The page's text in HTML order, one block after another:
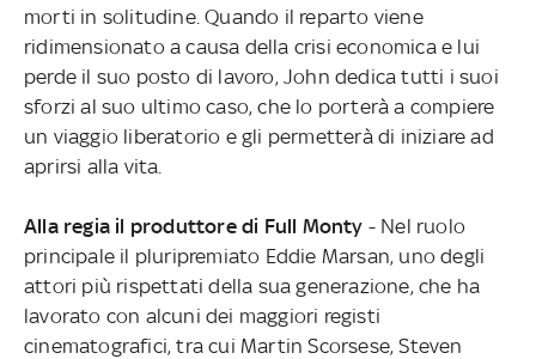
morti in solitudine. Quando il reparto viene
ridimensionato a causa della crisi economica e lui
perde il suo posto di lavoro, John dedica tutti i suoi
sforzi al suo ultimo caso, che lo porterà a compiere
un viaggio liberatorio e gli permetterà di iniziare ad
aprirsi alla vita.
Alla regia il produttore di Full Monty - Nel ruolo
principale il pluripremiato Eddie Marsan, uno degli
attori più rispettati della sua generazione, che ha
lavorato con alcuni dei maggiori registi
cinematografici, tra cui Martin Scorsese, Steven